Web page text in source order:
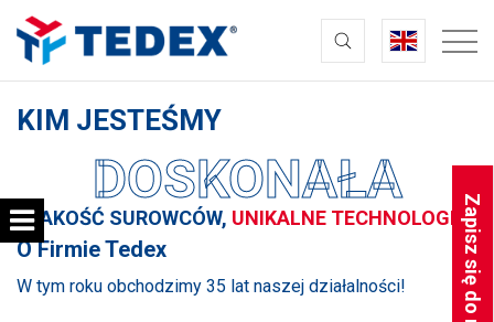
KIM JESTEŚMY
DOSKONAŁA
JAKOŚĆ SUROWCÓW, UNIKALNE TECHNOLOGIE
O Firmie Tedex
W tym roku obchodzimy 35 lat naszej działalności!